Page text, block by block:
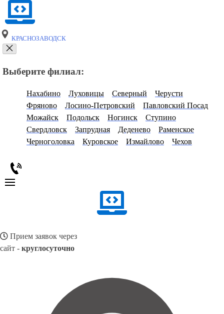
КРАСНОЗАВОДСК
Выберите филиал:
Нахабино Луховицы Северный
Черусти
Фряново
Лосино-Петровский
Павловский Посад
Можайск
Подольск Ногинск
Ступино
Свердловск
Запрудная Деденево
Раменское
Черноголовка
Куровское Измайлово Чехов
Прием заявок через
сайт - круглосуточно